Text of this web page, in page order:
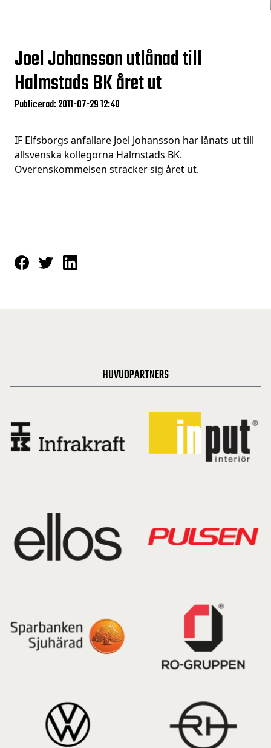
Joel Johansson utlånad till
Halmstads BK året ut
Publicerad: 2011-07-29 12:48
IF Elfsborgs anfallare Joel Johansson har lånats ut till
allsvenska kollegorna Halmstads BK.
Överenskommelsen sträcker sig året ut.
HUVUDPARTNERS